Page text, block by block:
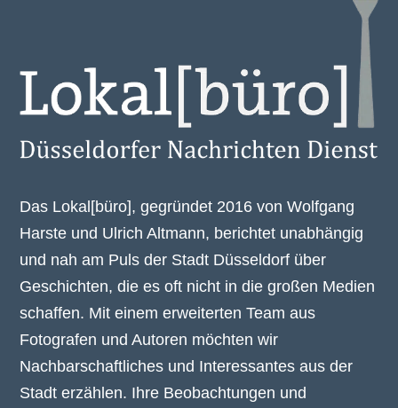
Das Lokal[büro], gegründet 2016 von Wolfgang
Harste und Ulrich Altmann, berichtet unabhängig
und nah am Puls der Stadt Düsseldorf über
Geschichten, die es oft nicht in die großen Medien
schaffen. Mit einem erweiterten Team aus
Fotografen und Autoren möchten wir
Nachbarschaftliches und Interessantes aus der
Stadt erzählen. Ihre Beobachtungen und